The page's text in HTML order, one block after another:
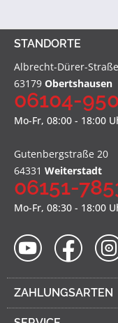
STANDORTE
Albrecht-Dürer-
63179 Obertshausen
06104-
Mo-Fr, 08:00 - 18:00
Gutenbergstraße 20
64331 Weiterstadt
06151-
Mo-Fr, 08:30 - 18:00
ZAHLUNGSARTEN